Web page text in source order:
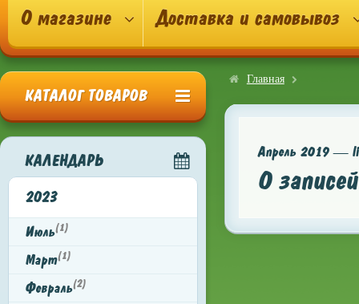
О магазине Доставка и самовывоз
КАТАЛОГ ТОВАРОВ
КАЛЕНДАРЬ
2023
Июль(1)
Март(1)
Февраль(2)
Главная
Апрель 2019 —
0 записей